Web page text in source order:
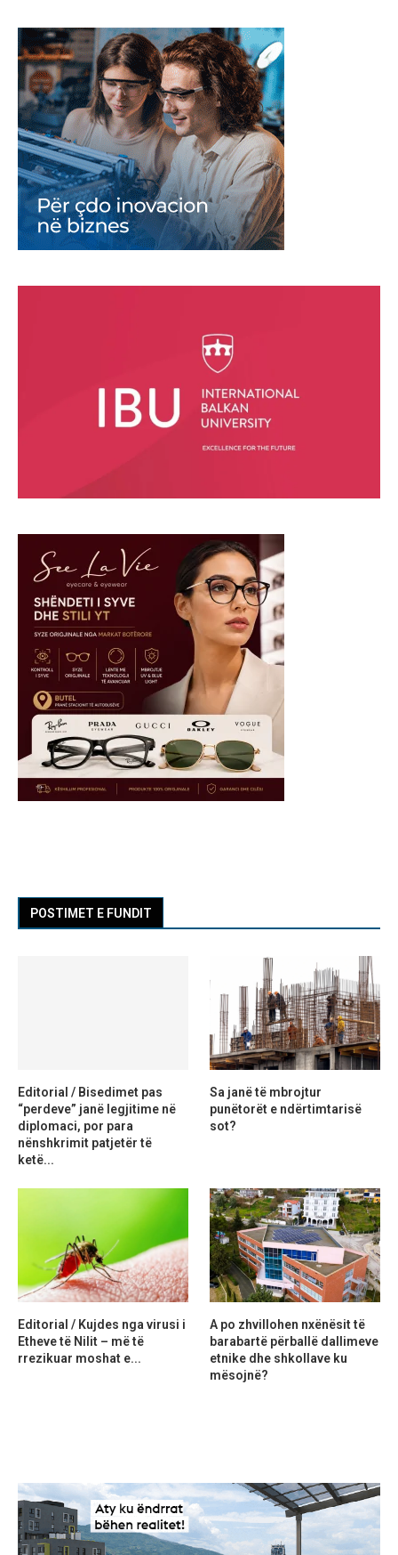
POSTIMET E FUNDIT
Editorial / Bisedimet pas
“perdeve” janë legjitime në
diplomaci, por para
nënshkrimit patjetër të
ketë...
Sa janë të mbrojtur
punëtorët e ndërtimtarisë
sot?
Editorial / Kujdes nga virusi i
Etheve të Nilit – më të
rrezikuar moshat e...
A po zhvillohen nxënësit të
barabartë përballë dallimeve
etnike dhe shkollave ku
mësojnë?